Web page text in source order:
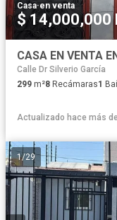
Casa·en venta
$ 14,000,000
Calle Dr Silverio García
299 m²8 Recámaras1
Actualizado hace más
1/29